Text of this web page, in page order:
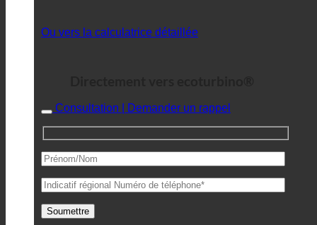
Ou vers la calculatrice détaillée
Consultation | Demander un rappel